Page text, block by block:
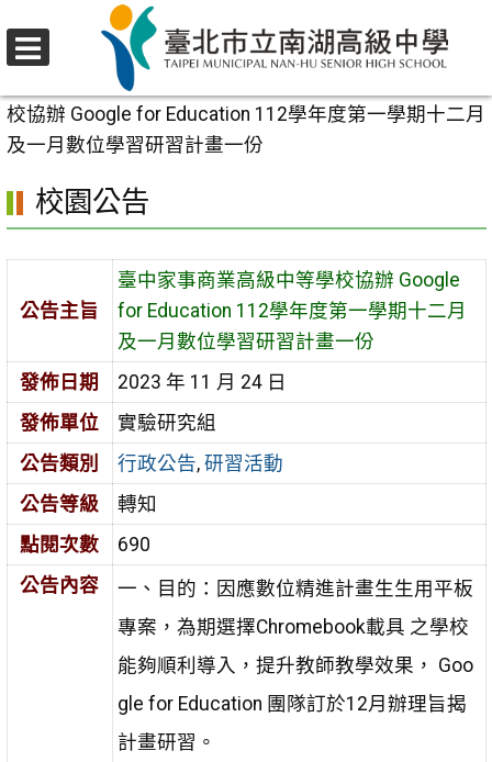
至
要
內
校園公告
校協辦 Google for Education 112學年度第一學期十二月
及一月數位學習研習計畫一份
校園公告
公告主旨
臺中家事商業高級中等學校協辦 Google
for Education 112學年度第一學期十二月
及一月數位學習研習計畫一份
發佈日期
2023 年 11 月 24 日
發佈單位
實驗研究組
公告類別
行政公告, 研習活動
公告等級
轉知
點閱次數
690
公告內容
一、目的：因應數位精進計畫生生用平板
專案，為期選擇Chromebook載具 之學校
能夠順利導入，提升教師教學效果， Goo
gle for Education 團隊訂於12月辦理旨揭
計畫研習。
選
單